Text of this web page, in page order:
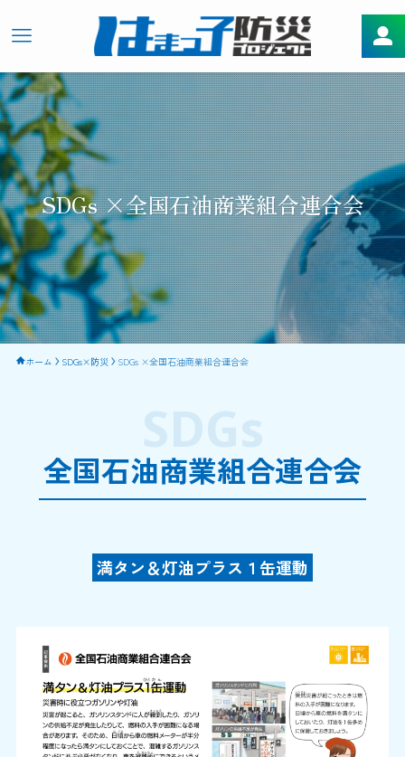
SDGs ×全国石油商業組合連合会
ホーム SDGs×防災 SDGs ×全国石油商業組合連合会
全国石油商業組合連合会
SDGs
満タン＆灯油プラス１缶運動